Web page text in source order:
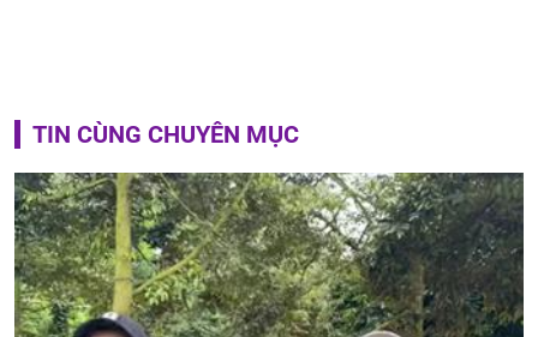
TIN CÙNG CHUYÊN MỤC